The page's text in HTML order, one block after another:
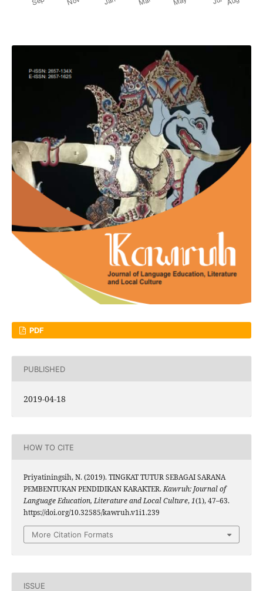
PDF
PUBLISHED
2019-04-18
HOW TO CITE
Priyatiningsih, N. (2019). TINGKAT TUTUR SEBAGAI SARANA
PEMBENTUKAN PENDIDIKAN KARAKTER.Kawruh: Journal of
Language Education, Literature and Local Culture,1(1), 47–63.
https://doi.org/10.32585/kawruh.v1i1.239
More Citation Formats
ISSUE